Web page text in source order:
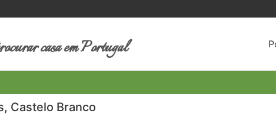
casa em Portugal
Castelo Branco